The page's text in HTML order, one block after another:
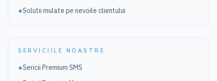
Solutii mulate pe nevoile clientului
SERVICIILE NOASTRE
Sericii Premium SMS